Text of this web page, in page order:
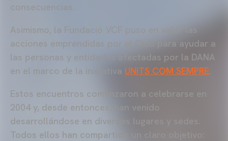
consecuencias.
Asimismo, la Fundació VCF puso en valor las
acciones emprendidas por el Club para ayudar a
las personas y entidades afectadas por la DANA
en el marco de la iniciativa UNITS COM SEMPRE
Estos encuentros comenzaron a celebrarse en
2004 y, desde entonces, han venido
desarrollándose en diversos lugares y sedes.
Todos ellos han compartido un claro objetivo: